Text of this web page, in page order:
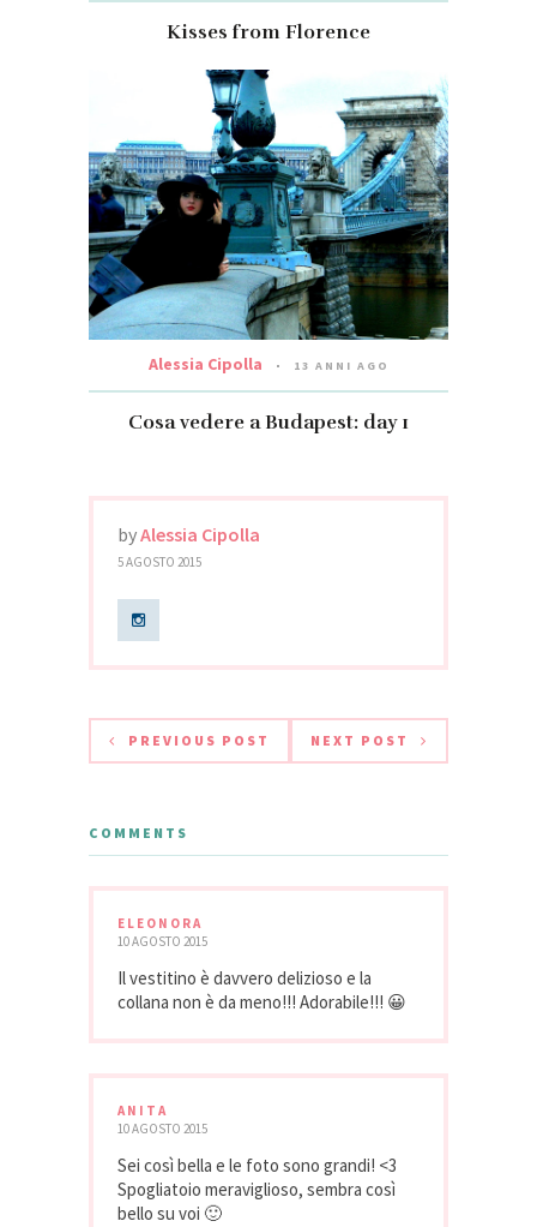
Kisses from Florence
Alessia Cipolla 13 ANNI AGO
Cosa vedere a Budapest: day 1
byAlessia Cipolla
5 AGOSTO 2015
PREVIOUS POST NEXT POST
COMMENTS
ELEONORA
10 AGOSTO 2015
Il vestitino è davvero delizioso e la
collana non è da meno!!! Adorabile!!! 😀
ANITA
10 AGOSTO 2015
Sei così bella e le foto sono grandi! <3
Spogliatoio meraviglioso, sembra così
bello su voi 🙂